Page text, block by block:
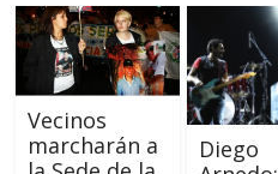
Vecinos
marcharán a
Diego